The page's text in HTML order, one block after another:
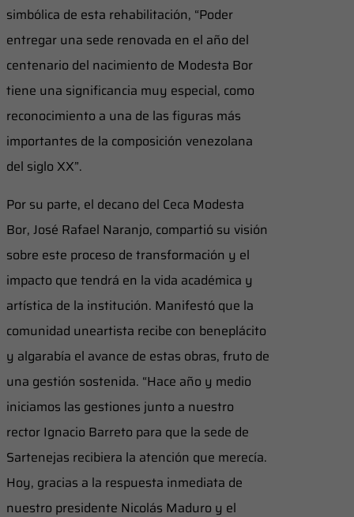
simbólica de esta rehabilitación, “Poder
entregar una sede renovada en el año del
centenario del nacimiento de Modesta Bor
tiene una significancia muy especial, como
reconocimiento a una de las figuras más
importantes de la composición venezolana
del siglo XX”.
Por su parte, el decano del Ceca Modesta
Bor, José Rafael Naranjo, compartió su visión
sobre este proceso de transformación y el
impacto que tendrá en la vida académica y
artística de la institución. Manifestó que la
comunidad uneartista recibe con beneplácito
y algarabía el avance de estas obras, fruto de
una gestión sostenida. “Hace año y medio
iniciamos las gestiones junto a nuestro
rector Ignacio Barreto para que la sede de
Sartenejas recibiera la atención que merecía.
Hoy, gracias a la respuesta inmediata de
nuestro presidente Nicolás Maduro y el